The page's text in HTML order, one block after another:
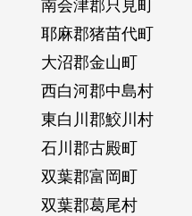
耶麻郡猪苗代町
大沼郡金山町
西白河郡中島村
東白川郡鮫川村
石川郡古殿町
双葉郡富岡町
双葉郡葛尾村